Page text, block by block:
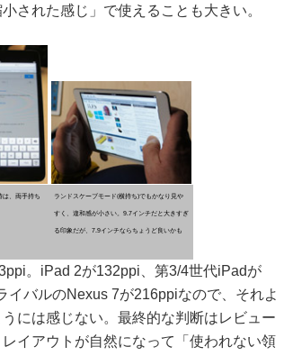
された感じ」で使えることも大きい。
は、両手持ち ランドスケーブモード(横持ち)でもかなり見や
すく、違和感が小さい。9.7インチだと大きすぎ
る印象だが、7.9インチならちょうど良いかも
。iPad 2が132ppi、第3/4世代iPadが
バルのNexus 7が216ppiなので、それよ
には感じない。最終的な判断はレビュー
イアウトが自然になって「使われない領